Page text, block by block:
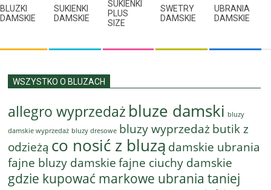
BLUZKI
DAMSKIE
SUKIENKI
DAMSKIE
SUKIENKI
PLUS
SIZE
SWETRY
DAMSKIE
UBRANIA
DAMSKIE
WSZYSTKO O BLUZACH
allegro wyprzedaż bluze damski bluzy
damskie wyprzedaż bluzy dresowe bluzy wyprzedaż butik z
odzieżą co nosić z bluzą damskie ubrania
fajne bluzy damskiefajne ciuchy damskie
gdzie kupować markowe ubrania taniej